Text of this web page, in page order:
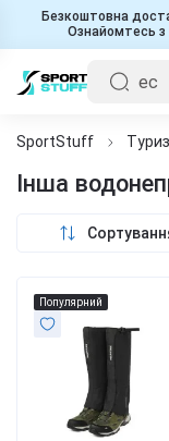
Безкоштовна
Ознайомтесь
SportStuff
Інша
Популярний